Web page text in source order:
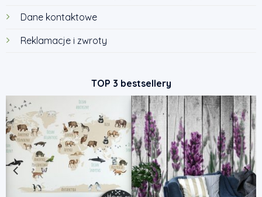
Dane kontaktowe
Reklamacje i zwroty
TOP 3 bestsellery